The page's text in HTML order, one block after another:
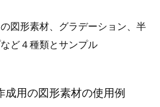
図形素材、グラデーション、半
ど４種類とサンプル
成用の図形素材の使用例